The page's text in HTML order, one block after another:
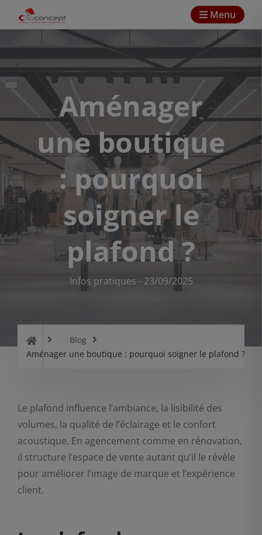
Menu
Aménager
une boutique
: pourquoi
soigner le
plafond ?
Infos pratiques - 23/09/2025
Blog
Aménager une boutique : pourquoi soigner le plafond ?
Le plafond influence l’ambiance, la lisibilité des
volumes, la qualité de l’éclairage et le confort
acoustique. En agencement comme en rénovation,
il structure l’espace de vente autant qu’il le révèle
pour améliorer l’image de marque et l’expérience
client.